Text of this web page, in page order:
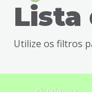
busca
Ir
Lista
Utilize os filtros